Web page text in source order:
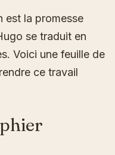
est la promesse
se traduit en
Voici une feuille de
ce travail